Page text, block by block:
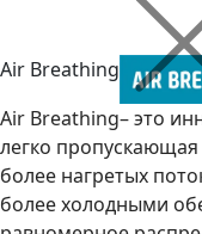
Air Breathing
Air Breathing– это
легко
более нагретых
более холодными